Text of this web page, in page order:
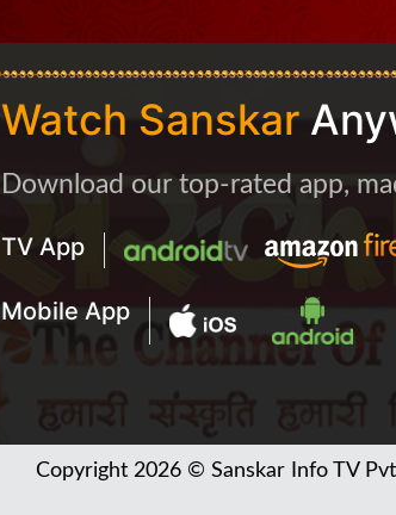
Watch Sanskar
Download our top-rated app,
TV App
Mobile App
Copyright 2026 © Sanskar Info TV